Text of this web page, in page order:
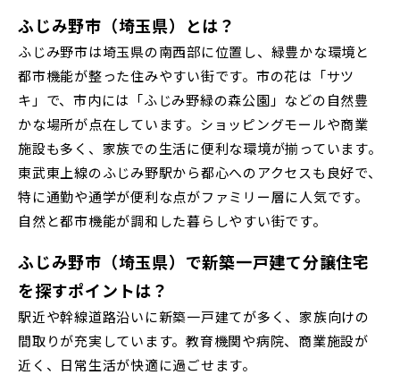
JR川越線
JR東北本線 [宇都宮線]
JR高崎線
JR武蔵野線
JR常磐線 [各駅停車]
JR常磐線 [快速]
地図にあるご希望の物件アイコンをクリックすると
物件詳細が表示されます
見学OK
見学不可
すぐに入居可能
すべて 埼玉県
画像
すべて 外観
内観
キッチン
その他 関連画像
こだわり条件
指定なし
すぐに入居可能
販売開始前の物件
上尾市(2)
蕨市(0)
朝霞市(1)
志木市(0)
和光市(1)
新座市(2)
桶川市(2)
久喜市(1)
富士見市(0)
蓮田市(1)
ふじみ野市(1)
白岡市(0)
北足立郡伊奈町(5)
春日部市(5) 草加市(0)
三郷市(2)
幸手市(0) 吉川市(0)
ふじみ野市（埼玉県）とは？
ふじみ野市は埼玉県の南西部に位置し、緑豊かな環境と
都市機能が整った住みやすい街です。市の花は「サツ
キ」で、市内には「ふじみ野緑の森公園」などの自然豊
かな場所が点在しています。ショッピングモールや商業
施設も多く、家族での生活に便利な環境が揃っています。
東武東上線のふじみ野駅から都心へのアクセスも良好で、
特に通勤や通学が便利な点がファミリー層に人気です。
自然と都市機能が調和した暮らしやすい街です。
ふじみ野市（埼玉県）で新築一戸建て分譲住宅
を探すポイントは？
駅近や幹線道路沿いに新築一戸建てが多く、家族向けの
間取りが充実しています。教育機関や病院、商業施設が
近く、日常生活が快適に過ごせます。